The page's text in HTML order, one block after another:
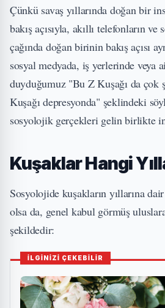
Çünkü savaş yıllarında doğan bir
bakış açısıyla, akıllı telefonların ve
çağında doğan birinin bakış açısı
sosyal medyada, iş yerlerinde veya
duyduğumuz "Bu Z Kuşağı da çok
Kuşağı depresyonda" şeklindeki
sosyolojik gerçekleri gelin birlikte
Kuşaklar Hangi
Sosyolojide kuşakların yıllarına
olsa da, genel kabul görmüş
şekildedir:
İLGİNİZİ ÇEKEBİLİR